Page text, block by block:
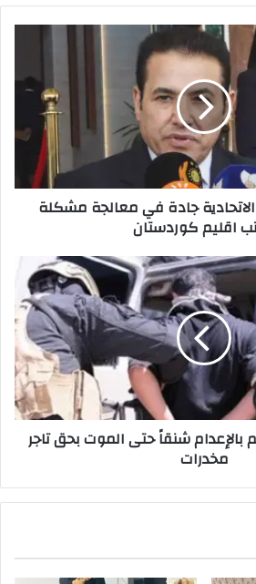
جادة في معالجة مشكلة
اقليم كوردستان
بالإعدام شنقاً حتى الموت بحق تاجر
مخدرات